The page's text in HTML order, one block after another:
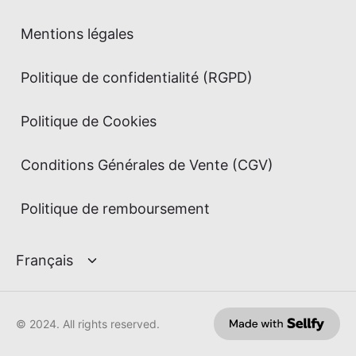
Mentions légales
Politique de confidentialité (RGPD)
Politique de Cookies
Conditions Générales de Vente (CGV)
Politique de remboursement
© 2024. All rights reserved.